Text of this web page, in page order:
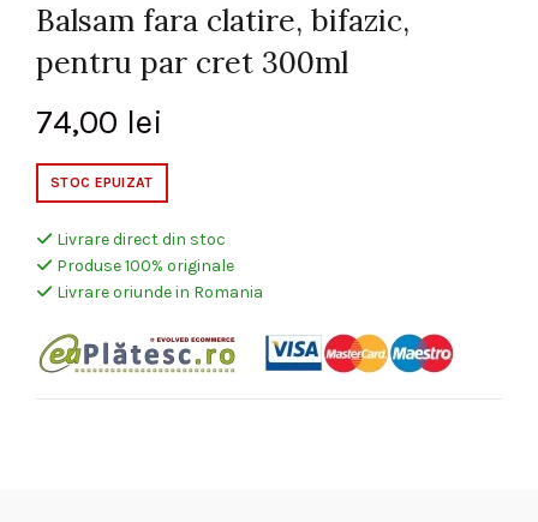
Balsam fara clatire, bifazic,
pentru par cret 300ml
74,00 lei
STOC EPUIZAT
Livrare direct din stoc
Produse 100% originale
Livrare oriunde in Romania